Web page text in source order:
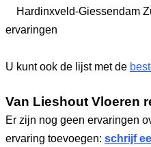
Hardinxveld-Giessendam
ervaringen
U kunt ook de lijst met de
Van Lieshout Vloeren
Er zijn nog geen ervaringen
ervaring toevoegen: schrijf